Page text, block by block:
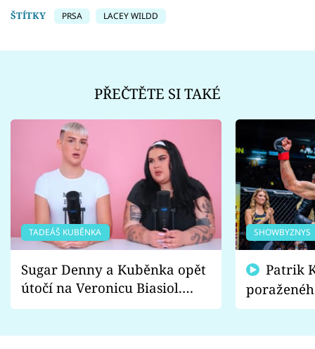
ŠTÍTKY PRSA LACEY WILDD
PŘEČTĚTE SI TAKÉ
TADEÁŠ KUBĚNKA
Sugar Denny a Kuběnka opět
útočí na Veronicu Biasiol.
Proč je podle nich falešná a
SHOWBYZNYS
fanoušci